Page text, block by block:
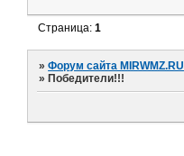
Страница:1
»Форум сайта MIRWMZ.RU
»Победители!!!